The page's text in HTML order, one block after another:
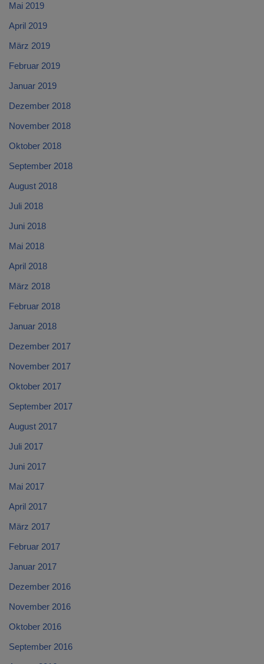
Mai 2019
April 2019
März 2019
Februar 2019
Januar 2019
Dezember 2018
November 2018
Oktober 2018
September 2018
August 2018
Juli 2018
Juni 2018
Mai 2018
April 2018
März 2018
Februar 2018
Januar 2018
Dezember 2017
November 2017
Oktober 2017
September 2017
August 2017
Juli 2017
Juni 2017
Mai 2017
April 2017
März 2017
Februar 2017
Januar 2017
Dezember 2016
November 2016
Oktober 2016
September 2016